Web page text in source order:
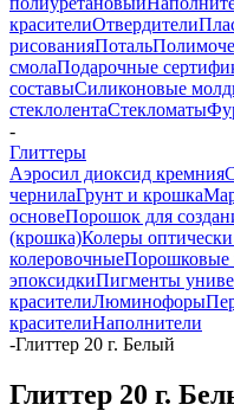
красителиОтвердители
рисованияПоталь
смолаПодарочные
составыСиликоновые
стеклолентаСтекломаты
-
Глиттеры
Аэросил диоксид кремния
чернилаГрунт и крошка
основеПорошок для
(крошка)Колеры
колеровочныеПорошковые
эпоксидкиПигменты
красителиЛюминофоры
красителиНаполнители
-Глиттер 20 г. Белый
Глиттер 20 г.